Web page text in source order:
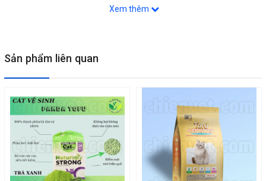
ngăn chặn mùi hôi phát tán
người
phân bón
Chất xơ có thể tiêu hoá được, an toàn nếu mèo nuốt phải
Đặc tính - Công dụng
Thích hợp với những chú mèo nhạy cảm
Xem thêm
Sản phẩm liên quan